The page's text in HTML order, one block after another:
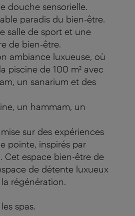
douche sensorielle.
paradis du bien-être.
salle de sport et une
de bien-être.
ambiance luxueuse, où
piscine de 100 m² avec
un sanarium et des
un hammam, un
sur des expériences
pointe, inspirés par
Cet espace bien-être de
de détente luxueux
régénération.
spas.